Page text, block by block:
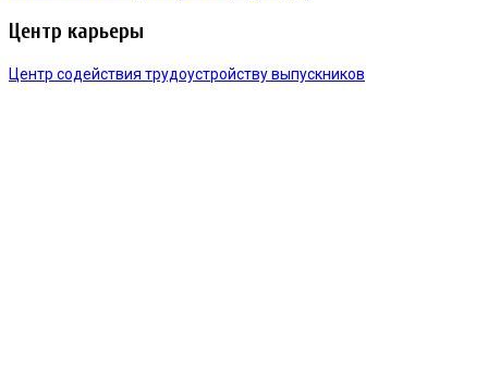
Центр карьеры
Центр содействия трудоустройству выпускников